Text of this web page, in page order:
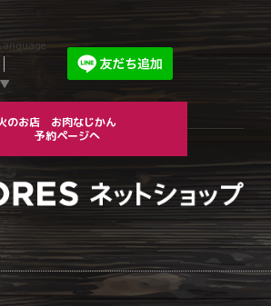
▼
のお店 お肉なじかん
予約ページへ